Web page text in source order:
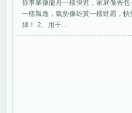
你事業像龍舟一樣快進，家庭像香
一樣飄逸，氣勢像雄黃一樣勁霸，
掉！ 2、用千...